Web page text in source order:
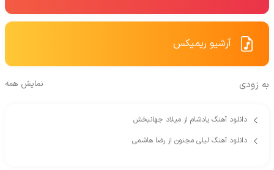
آرشیو ریمیکس
به زودی نمایش همه
دانلود آهنگ یادشام از میلاد جهانبخش
دانلود آهنگ لیلی مجنون از رضا هاشمی